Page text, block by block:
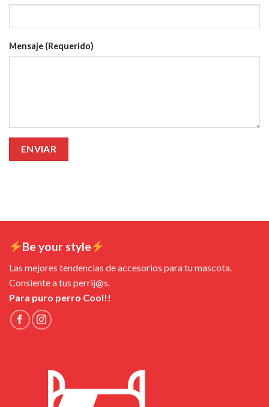
Mensaje (Requerido)
Be your style
Las mejores tendencias de accesorios para tu mascota.
Consiente a tus perrij@s.
Para puro perro Cool!!